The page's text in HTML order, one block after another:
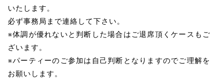
いたします。
必ず事務局まで連絡して下さい。
※体調が優れないと判断した場合はご退席頂くケースもご
ざいます。
※パーティーのご参加は自己判断となりますのでご理解を
お願いします。